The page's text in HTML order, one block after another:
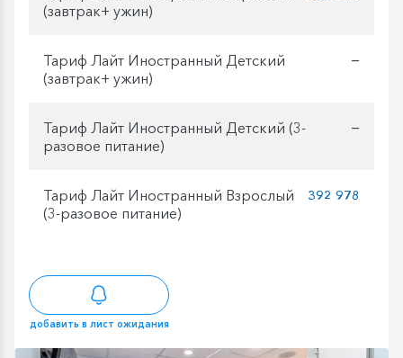
(завтрак+ ужин)
Тариф Лайт Иностранный Детский
(завтрак+ ужин)
—
Тариф Лайт Иностранный Детский (3-
разовое питание)
—
Тариф Лайт Иностранный Взрослый
(3-разовое питание)
392 978
добавить в лист ожидания